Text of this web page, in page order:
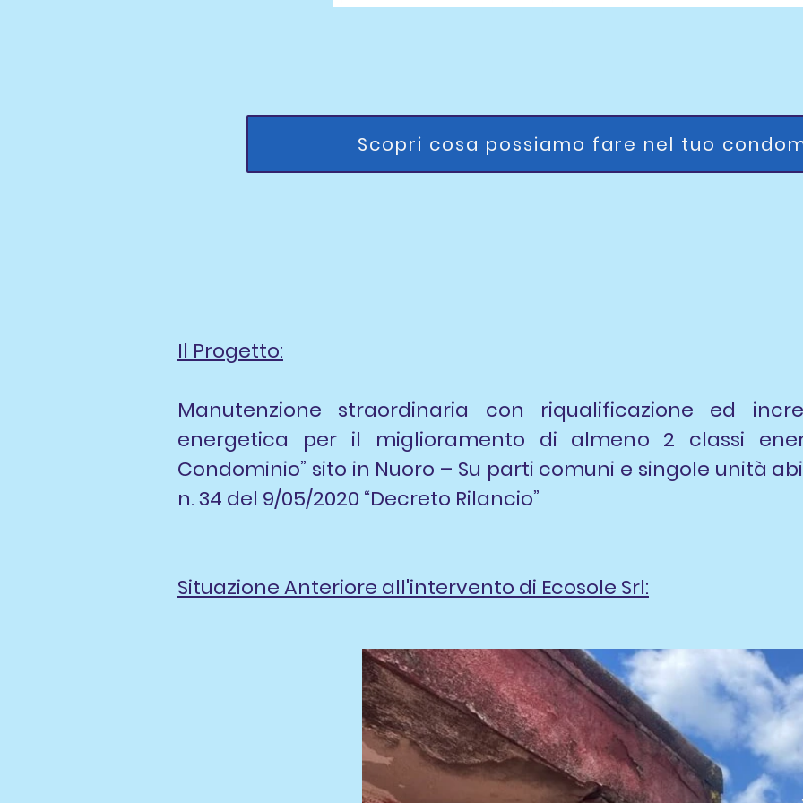
Scopri cosa possiamo fare nel tuo
Il Progetto:
Manutenzione straordinaria con riqualificazione ed
energetica per il miglioramento di almeno 2 classi
Condominio” sito in Nuoro – Su parti comuni e singole unità
n. 34 del 9/05/2020 “Decreto Rilancio”
Situazione Anteriore all'intervento di Ecosole Srl: